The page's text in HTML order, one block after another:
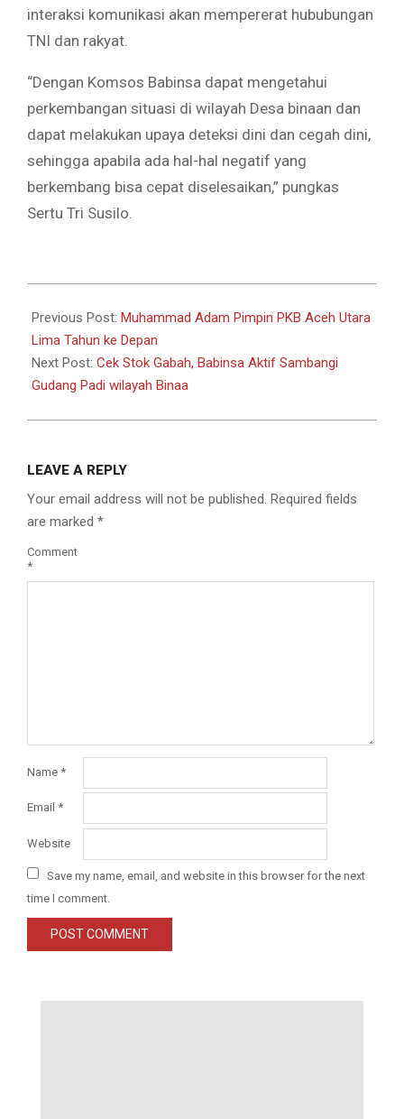
interaksi komunikasi akan mempererat hububungan
TNI dan rakyat.
“Dengan Komsos Babinsa dapat mengetahui
perkembangan situasi di wilayah Desa binaan dan
dapat melakukan upaya deteksi dini dan cegah dini,
sehingga apabila ada hal-hal negatif yang
berkembang bisa cepat diselesaikan,” pungkas
Sertu Tri Susilo.
06-
12
Previous Post: Muhammad Adam Pimpin PKB Aceh Utara
Lima Tahun ke Depan
Next Post: Cek Stok Gabah, Babinsa Aktif Sambangi
Gudang Padi wilayah Binaa
LEAVE A REPLY
Your email address will not be published. Required fields
are marked *
Comment
*
Name *
Email *
Website
Save my name, email, and website in this browser for the next
time I comment.